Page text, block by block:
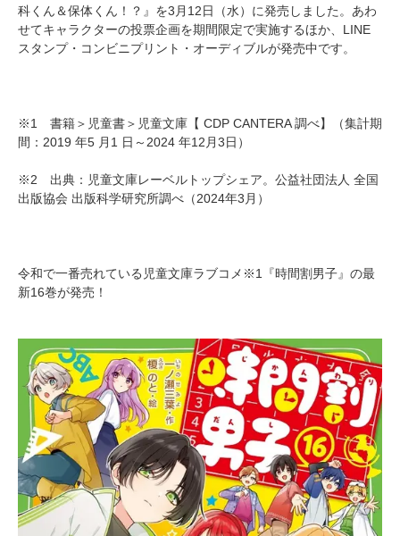
科くん＆保体くん！？』を3月12日（水）に発売しました。あわ
せてキャラクターの投票企画を期間限定で実施するほか、LINE
スタンプ・コンビニプリント・オーディブルが発売中です。
※1 書籍＞児童書＞児童文庫【 CDP CANTERA 調べ】（集計期
間：2019 年5 月1 日～2024 年12月3日）
※2 出典：児童文庫レーベルトップシェア。公益社団法人 全国
出版協会 出版科学研究所調べ（2024年3月）
令和で一番売れている児童文庫ラブコメ※1『時間割男子』の最
新16巻が発売！